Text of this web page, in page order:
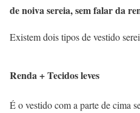
de noiva sereia, sem falar da
Existem dois tipos de vestido
Renda + Tecidos leves
É o vestido com a parte de cima